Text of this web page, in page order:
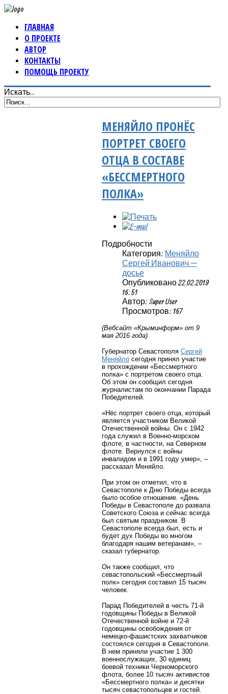
ГЛАВНАЯ
О ПРОЕКТЕ
АВТОР
КОНТАКТЫ
ПОМОЩЬ ПРОЕКТУ
Искать...
МЕНЯЙЛО ПРОНЁС
ПОРТРЕТ СВОЕГО
ОТЦА В СОСТАВЕ
«БЕССМЕРТНОГО
ПОЛКА»
Подробности
Категория: Меняйло
Сергей Иванович —
досье
Опубликовано 22.02.2019
16:51
Автор: Super User
Просмотров: 167
(Вебсайт «Крыминформ» от 9
мая 2016 года)
Губернатор Севастополя Сергей
Меняйло сегодня принял участие
в прохождении «Бессмертного
полка» с портретом своего отца.
Об этом он сообщил сегодня
журналистам по окончании Парада
Победителей.
«Нёс портрет своего отца, который
является участником Великой
Отечественной войны. Он с 1942
года служил в Военно-морском
флоте, в частности, на Северном
флоте. Вернулся с войны
инвалидом и в 1991 году умер», –
рассказал Меняйло.
При этом он отметил, что в
Севастополе к Дню Победы всегда
было особое отношение. «День
Победы в Севастополе до развала
Советского Союза и сейчас всегда
был святым праздником. В
Севастополе всегда был, есть и
будет дух Победы во многом
благодаря нашим ветеранам», –
сказал губернатор.
Он также сообщил, что
севастопольский «Бессмертный
полк» сегодня составил 15 тысяч
человек.
Парад Победителей в честь 71-й
годовщины Победы в Великой
Отечественной войне и 72-й
годовщины освобождения от
немецко-фашистских захватчиков
состоялся сегодня в Севастополе.
В нем приняли участие 1 300
военнослужащих, 30 единиц
боевой техники Черноморского
флота, более 10 тысяч активистов
«Бессмертного полка» и десятки
тысяч севастопольцев и гостей.